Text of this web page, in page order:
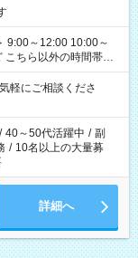
軽にご相談くださ
/ 40～50代活躍中 / 副
/ 10名以上の大量募
詳細へ